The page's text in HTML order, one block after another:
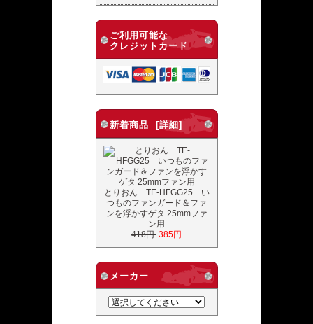
ご利用可能な
クレジットカード
新着商品 [詳細]
とりおん TE-HFGG25 い
つものファンガード＆ファ
ンを浮かすゲタ 25mmファ
ン用
418円 385円
メーカー